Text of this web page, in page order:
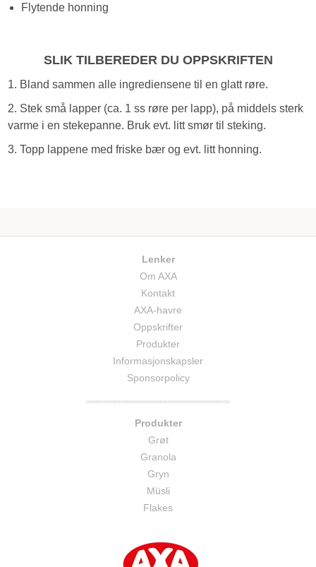
Flytende honning
SLIK TILBEREDER DU OPPSKRIFTEN
1. Bland sammen alle ingrediensene til en glatt røre.
2. Stek små lapper (ca. 1 ss røre per lapp), på middels sterk
varme i en stekepanne. Bruk evt. litt smør til steking.
3. Topp lappene med friske bær og evt. litt honning.
Lenker
Om AXA
Kontakt
AXA-havre
Oppskrifter
Produkter
Informasjonskapsler
Sponsorpolicy
Produkter
Grøt
Granola
Gryn
Müsli
Flakes